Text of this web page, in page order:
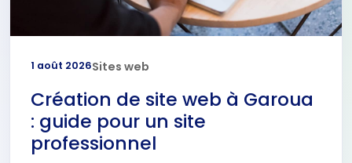
1 août 2026Sites web
Création de site web à Garoua
: guide pour un site
professionnel